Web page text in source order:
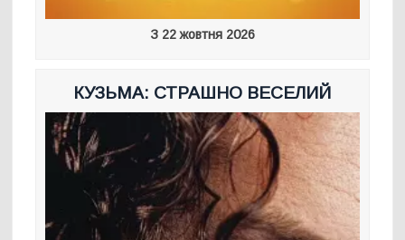
З 22 жовтня 2026
КУЗЬМА: СТРАШНО ВЕСЕЛИЙ